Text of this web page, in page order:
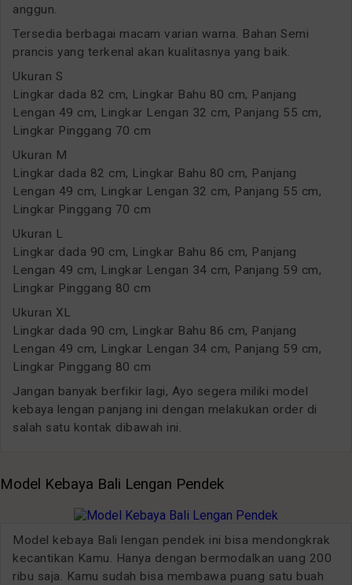
anggun.
Tersedia berbagai macam varian warna. Bahan Semi
prancis yang terkenal akan kualitasnya yang baik.
Ukuran S
Lingkar dada 82 cm, Lingkar Bahu 80 cm, Panjang
Lengan 49 cm, Lingkar Lengan 32 cm, Panjang 55 cm,
Lingkar Pinggang 70 cm
Ukuran M
Lingkar dada 82 cm, Lingkar Bahu 80 cm, Panjang
Lengan 49 cm, Lingkar Lengan 32 cm, Panjang 55 cm,
Lingkar Pinggang 70 cm
Ukuran L
Lingkar dada 90 cm, Lingkar Bahu 86 cm, Panjang
Lengan 49 cm, Lingkar Lengan 34 cm, Panjang 59 cm,
Lingkar Pinggang 80 cm
Ukuran XL
Lingkar dada 90 cm, Lingkar Bahu 86 cm, Panjang
Lengan 49 cm, Lingkar Lengan 34 cm, Panjang 59 cm,
Lingkar Pinggang 80 cm
Jangan banyak berfikir lagi, Ayo segera miliki model
kebaya lengan panjang ini dengan melakukan order di
salah satu kontak dibawah ini.
Model Kebaya Bali Lengan Pendek
Model kebaya Bali lengan pendek ini bisa mendongkrak
kecantikan Kamu. Hanya dengan bermodalkan uang 200
ribu saja. Kamu sudah bisa membawa puang satu buah